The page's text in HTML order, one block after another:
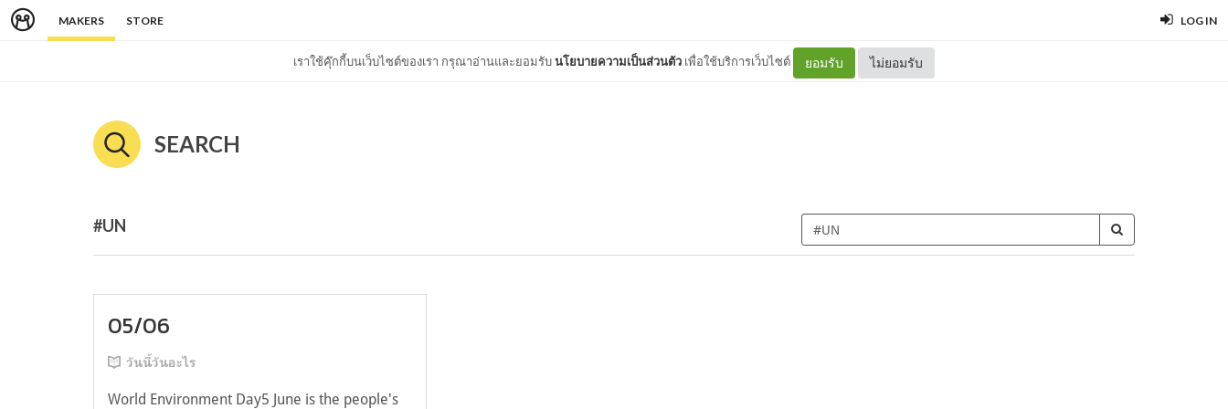
MAKERS STORE LOG IN
เราใช้คุ๊กกี้บนเว็บไซต์ของเรา กรุณาอ่านและยอมรับนโยบายความเป็นส่วนตัว เพื่อใช้บริการเว็บไซต์ ยอมรับ ไม่ยอมรับ
SEARCH
#UN
05/06
วันนี้วันอะไร
World Environment Day5 June is the people's